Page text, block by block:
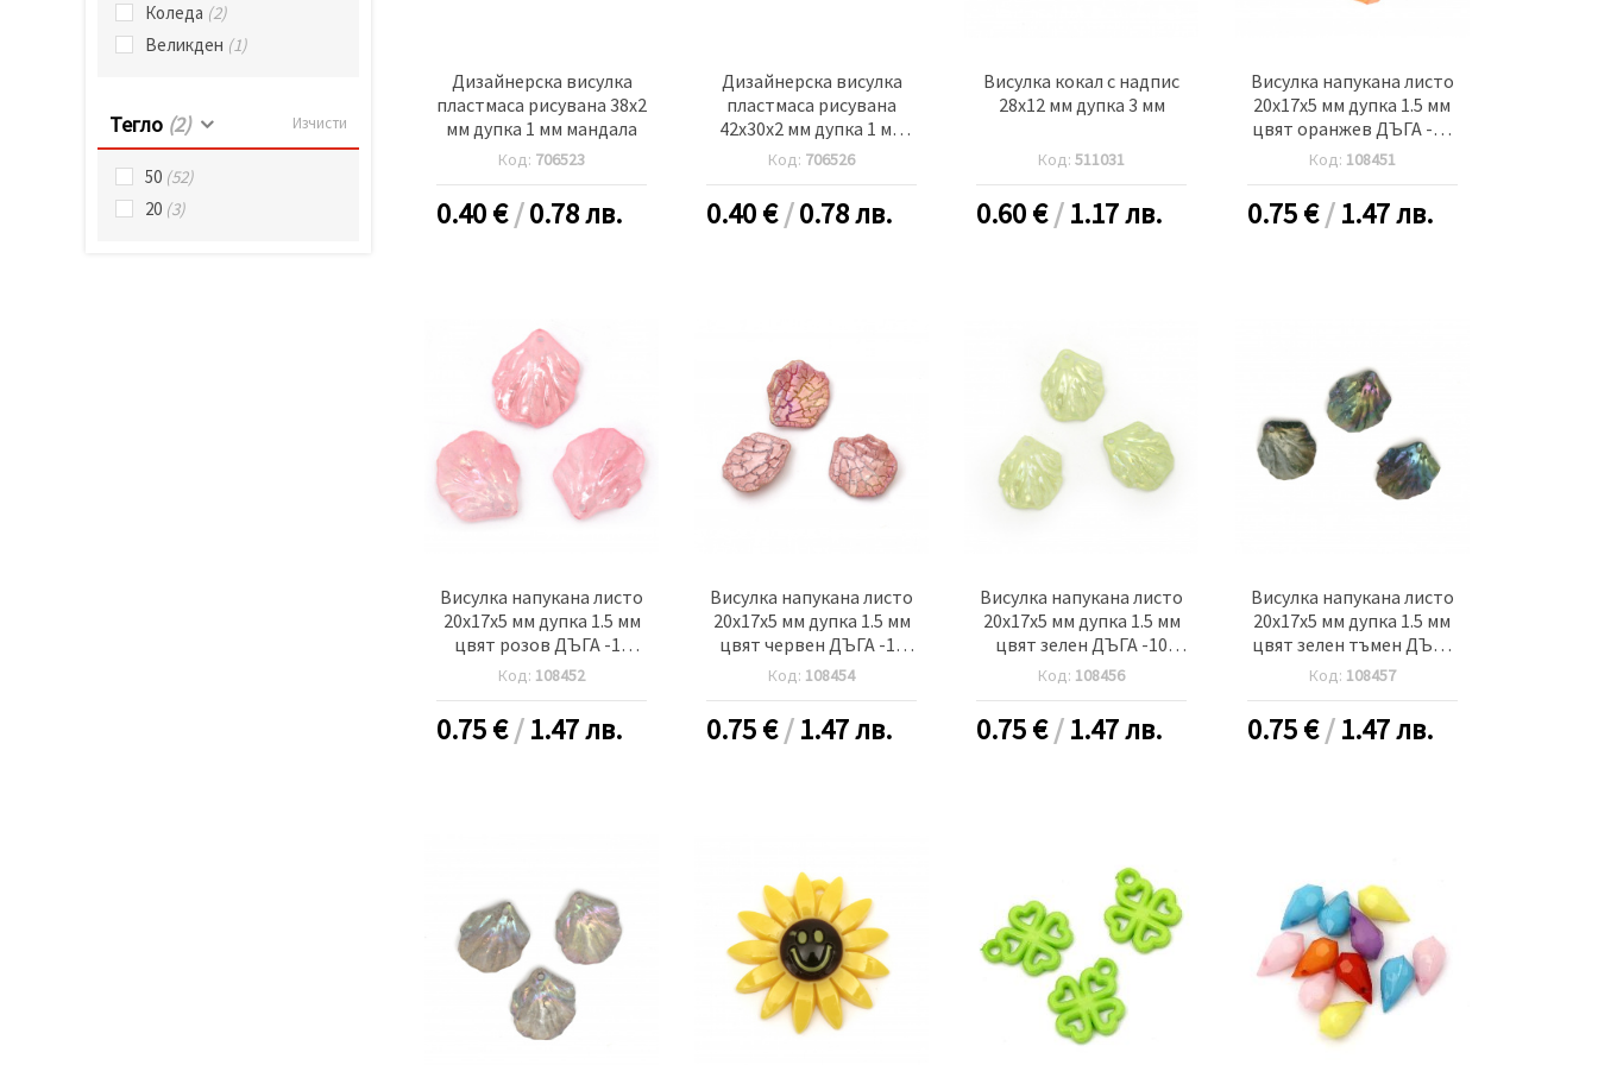
Коледа (2)
Великден (1)
Тегло (2) Изчисти
50 (52)
20 (3)
Дизайнерска висулка
пластмаса рисувана 38x2
мм дупка 1 мм мандала
Код: 706523
0.40€/0.78 лв.
Дизайнерска висулка
пластмаса рисувана
42x30x2 мм дупка 1 мм
снежен човек
Код: 706526
0.40€/0.78 лв.
Висулка кокал с надпис
28x12 мм дупка 3 мм
Код:511031
0.60€/1.17 лв.
Висулка напукана листо
20x17x5 мм дупка 1.5 мм
цвят оранжев ДЪГА -10
броя
Код: 108451
0.75€/1.47 лв.
Висулка напукана листо
20x17x5 мм дупка 1.5 мм
цвят розов ДЪГА -10
броя
Код: 108452
0.75€/1.47 лв.
Висулка напукана листо
20x17x5 мм дупка 1.5 мм
цвят червен ДЪГА -10
броя
Код: 108454
0.75€/1.47 лв.
Висулка напукана листо
20x17x5 мм дупка 1.5 мм
цвят зелен ДЪГА -10
броя
Код: 108456
0.75€/1.47 лв.
Висулка напукана листо
20x17x5 мм дупка 1.5 мм
цвят зелен тъмен ДЪГА
-10 броя
Код: 108457
0.75€/1.47 лв.